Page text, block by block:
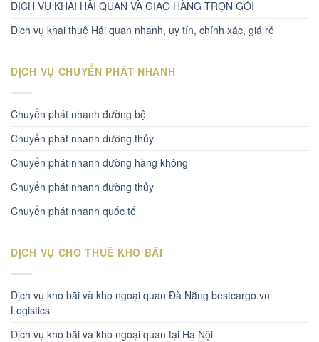
DỊCH VỤ KHAI HẢI QUAN VÀ GIAO HÀNG TRỌN GÓI
Dịch vụ khai thuê Hải quan nhanh, uy tín, chính xác, giá rẻ
DỊCH VỤ CHUYỂN PHÁT NHANH
Chuyển phát nhanh đường bộ
Chuyển phát nhanh dường thủy
Chuyển phát nhanh đường hàng không
Chuyển phát nhanh đường thủy
Chuyển phát nhanh quốc tế
DỊCH VỤ CHO THUÊ KHO BÃI
Dịch vụ kho bãi và kho ngoại quan Đà Nẵng bestcargo.vn
Logistics
Dịch vụ kho bãi và kho ngoại quan tại Hà Nội